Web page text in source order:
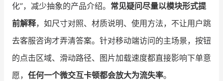
化”，减少抽象的产品介绍。 常见疑问尽量以模块形式提
前解释，如尺寸对照、材质说明、使用方法，不让用户跳
去客服咨询才弄清答案。针对移动端访问的主场景，按钮
的点击区域、滑动路径、图片加载速度都直接影响下单意
愿， 任何一个微交互卡顿都会放大为流失率。